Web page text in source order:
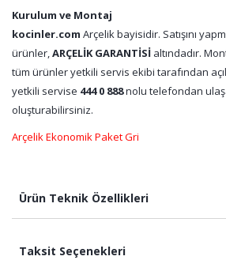
Kurulum ve Montaj
kocinler.com Arçelik bayisidir. Satışını
ürünler,ARÇELİK GARANTİSİ altındadır.
tüm ürünler yetkili servis ekibi tarafından
yetkili servise 444 0 888nolu telefondan
oluşturabilirsiniz.
Arçelik Ekonomik Paket Gri
Ürün Teknik Özellikleri
Taksit Seçenekleri